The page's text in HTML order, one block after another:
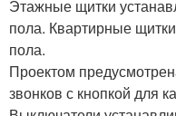
Этажные щитки
пола. Квартирные
пола.
Проектом
звонков с кнопкой для